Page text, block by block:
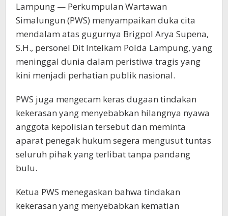
Lampung — Perkumpulan Wartawan
Simalungun (PWS) menyampaikan duka cita
mendalam atas gugurnya Brigpol Arya Supena,
S.H., personel Dit Intelkam Polda Lampung, yang
meninggal dunia dalam peristiwa tragis yang
kini menjadi perhatian publik nasional.
PWS juga mengecam keras dugaan tindakan
kekerasan yang menyebabkan hilangnya nyawa
anggota kepolisian tersebut dan meminta
aparat penegak hukum segera mengusut tuntas
seluruh pihak yang terlibat tanpa pandang
bulu.
Ketua PWS menegaskan bahwa tindakan
kekerasan yang menyebabkan kematian